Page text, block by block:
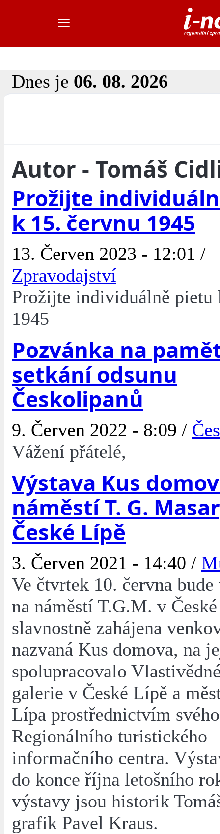
Dnes je 06. 08. 2026
Autor - Tomáš
Prožijte
k 15. červnu 1945
13. Červen 2023 - 12:01 /
Zpravodajství
Prožijte individuálně pietu
1945
Pozvánka na
setkání odsunu
Českolipanů
9. Červen 2022 - 8:09 /
Vážení přátelé,
Výstava Kus
náměstí T. G.
České Lípě
3. Červen 2021 - 14:40 /
Ve čtvrtek 10. června
na náměstí T.G.M. v
slavnostně zahájena
nazvaná Kus domova, na
spolupracovalo
galerie v České Lípě a
Lípa prostřednictvím svého
Regionálního turistického
informačního centra.
do konce října letošního
výstavy jsou historik
grafik Pavel Kraus.